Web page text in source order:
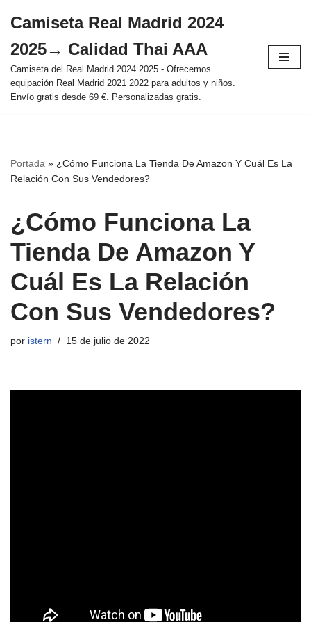
al
contenido
Camiseta Real Madrid 2024
2025→ Calidad Thai AAA
Camiseta del Real Madrid 2024 2025 - Ofrecemos
equipación Real Madrid 2021 2022 para adultos y niños.
Envío gratis desde 69 €. Personalizadas gratis.
Portada » ¿Cómo Funciona La Tienda De Amazon Y Cuál Es La
Relación Con Sus Vendedores?
¿Cómo Funciona La
Tienda De Amazon Y
Cuál Es La Relación
Con Sus Vendedores?
por istern 15 de julio de 2022